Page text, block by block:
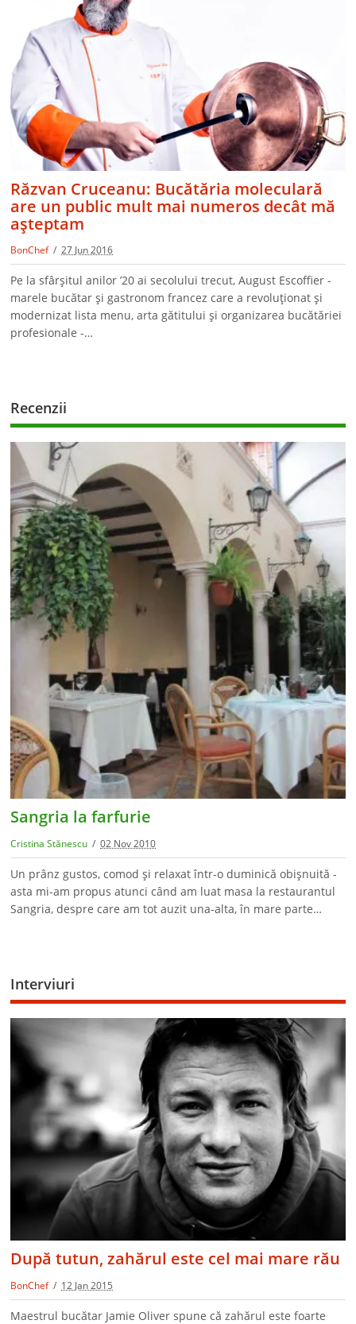
Răzvan Cruceanu: Bucătăria moleculară
are un public mult mai numeros decât mă
aşteptam
BonChef 27 Jun 2016
Pe la sfârşitul anilor ’20 ai secolului trecut, August Escoffier -
marele bucătar şi gastronom francez care a revoluţionat şi
modernizat lista menu, arta gătitului şi organizarea bucătăriei
profesionale -…
Recenzii
Sangria la farfurie
Cristina Stănescu 02 Nov 2010
Un prânz gustos, comod şi relaxat într-o duminică obişnuită -
asta mi-am propus atunci când am luat masa la restaurantul
Sangria, despre care am tot auzit una-alta, în mare parte…
Interviuri
După tutun, zahărul este cel mai mare rău
BonChef 12 Jan 2015
Maestrul bucătar Jamie Oliver spune că zahărul este foarte